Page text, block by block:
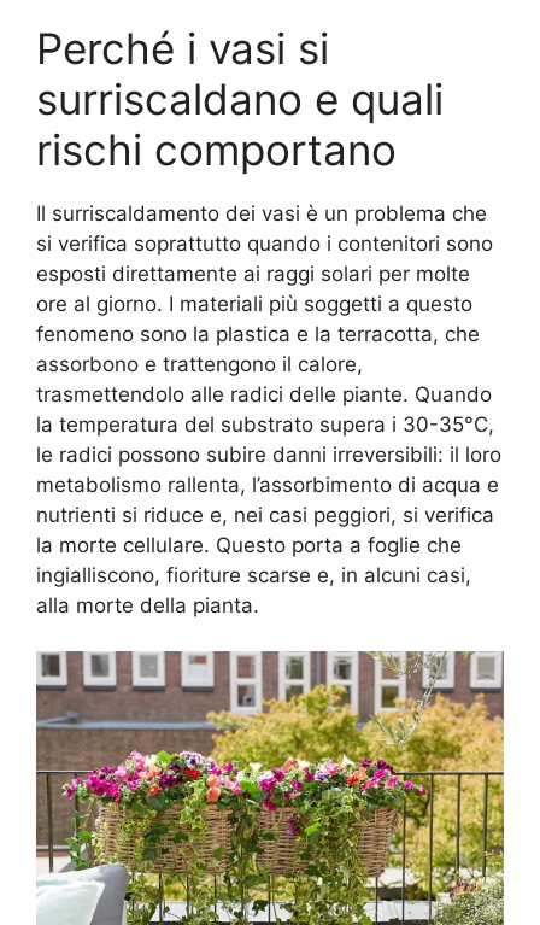
Perché i vasi si
surriscaldano e quali
rischi comportano
Il surriscaldamento dei vasi è un problema che
si verifica soprattutto quando i contenitori sono
esposti direttamente ai raggi solari per molte
ore al giorno. I materiali più soggetti a questo
fenomeno sono la plastica e la terracotta, che
assorbono e trattengono il calore,
trasmettendolo alle radici delle piante. Quando
la temperatura del substrato supera i 30-35°C,
le radici possono subire danni irreversibili: il loro
metabolismo rallenta, l’assorbimento di acqua e
nutrienti si riduce e, nei casi peggiori, si verifica
la morte cellulare. Questo porta a foglie che
ingialliscono, fioriture scarse e, in alcuni casi,
alla morte della pianta.